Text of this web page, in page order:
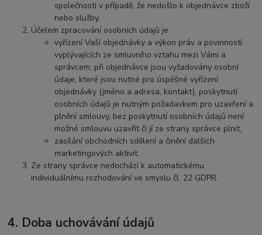
společnosti v případě, že nedošlo k objednávce zboží
nebo služby.
Účelem zpracování osobních údajů je
vyřízení Vaší objednávky a výkon práv a povinností
vyplývajících ze smluvního vztahu mezi Vámi a
správcem; při objednávce jsou vyžadovány osobní
údaje, které jsou nutné pro úspěšné vyřízení
objednávky (jméno a adresa, kontakt), poskytnutí
osobních údajů je nutným požadavkem pro uzavření a
plnění smlouvy, bez poskytnutí osobních údajů není
možné smlouvu uzavřít či jí ze strany správce plnit,
zasílání obchodních sdělení a činění dalších
marketingových aktivit.
Ze strany správce nedochází k automatickému
individuálnímu rozhodování ve smyslu čl. 22 GDPR.
4. Doba uchovávání údajů